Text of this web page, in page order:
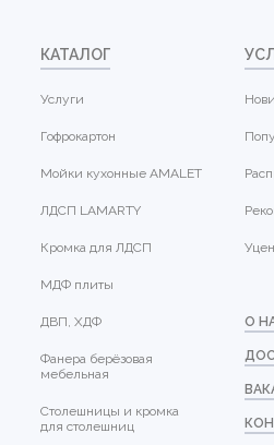
КАТАЛОГ
Услуги
Гофрокартон
Мойки кухонные AMALET
ЛДСП LAMARTY
Кромка для ЛДСП
МДФ плиты
ДВП, ХДФ
Фанера берёзовая
мебельная
Столешницы и кромка
для столешниц
О